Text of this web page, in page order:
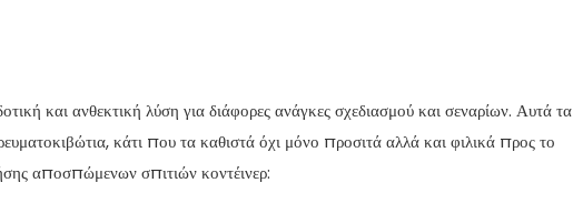
και ανθεκτική λύση για διάφορες ανάγκες σχεδιασμού και σεναρίων. Αυτά τα
κάτι που τα καθιστά όχι μόνο προσιτά αλλά και φιλικά προς το
αποσπώμενων σπιτιών κοντέινερ: